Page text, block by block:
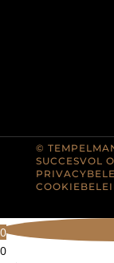
©
SUCCESVOL
0
0